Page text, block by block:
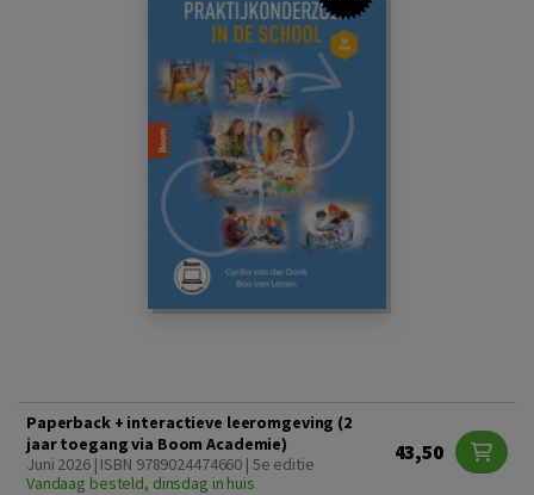
Paperback + interactieve leeromgeving (2
jaar toegang via Boom Academie)
Juni 2026 | ISBN 9789024474660 | 5e editie
Vandaag besteld, dinsdag in huis
43,50